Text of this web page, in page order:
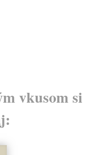
vkusom si